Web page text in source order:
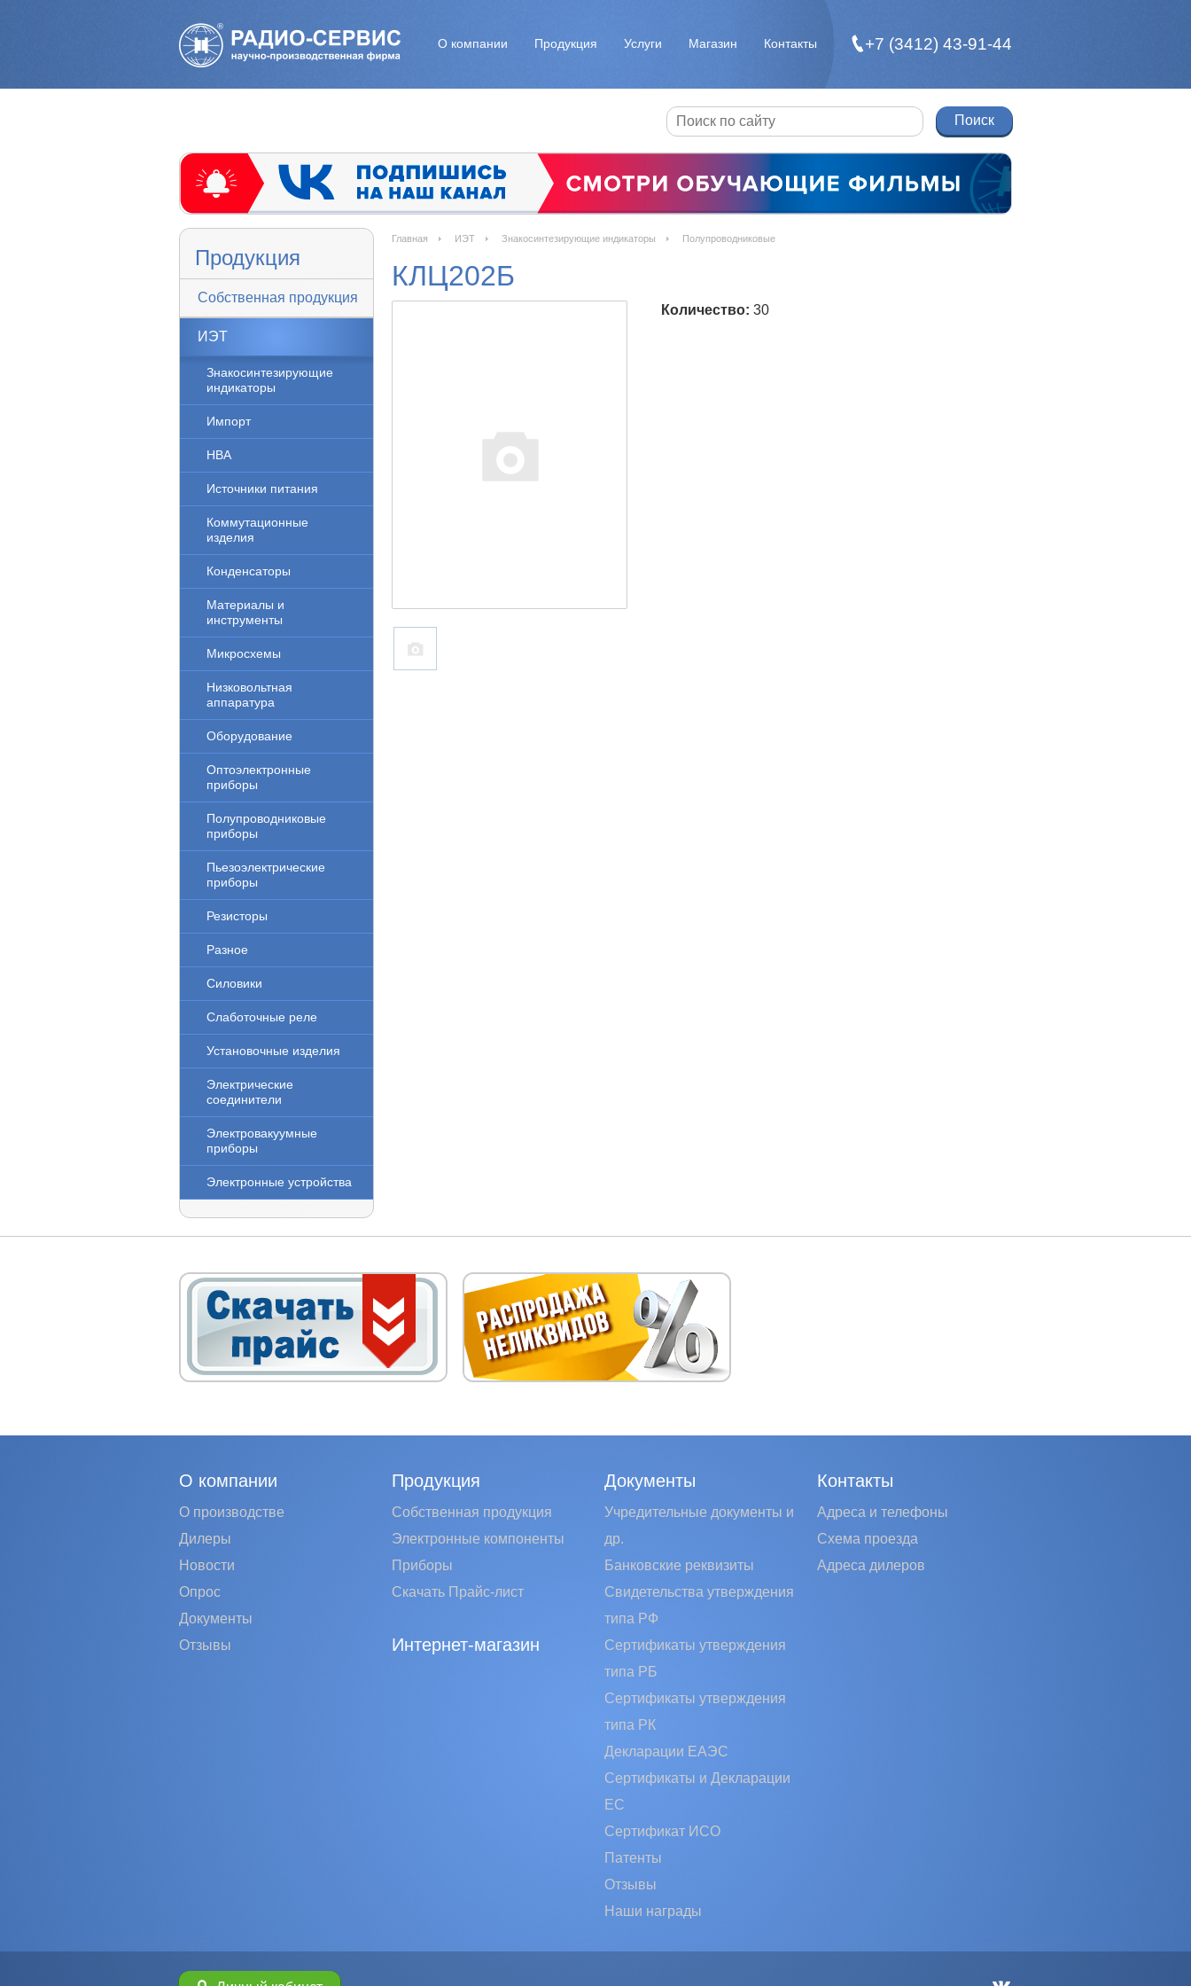
О компании Продукция Услуги Магазин Контакты +7 (3412) 43-91-44
Продукция
Собственная продукция
ИЭТ
Знакосинтезирующие
индикаторы
Импорт
НВА
Источники питания
Коммутационные
изделия
Конденсаторы
Материалы и
инструменты
Микросхемы
Низковольтная
аппаратура
Оборудование
Оптоэлектронные
приборы
Полупроводниковые
приборы
Пьезоэлектрические
приборы
Резисторы
Разное
Силовики
Слаботочные реле
Установочные изделия
Электрические
соединители
Электровакуумные
приборы
Электронные устройства
Главная ИЭТ Знакосинтезирующие индикаторы Полупроводниковые
КЛЦ202Б
Количество: 30
О компании
О производстве
Дилеры
Новости
Опрос
Документы
Отзывы
Продукция
Собственная продукция
Электронные компоненты
Приборы
Скачать Прайс-лист
Интернет-магазин
Документы
Учредительные документы и
др.
Банковские реквизиты
Свидетельства утверждения
типа РФ
Сертификаты утверждения
типа РБ
Сертификаты утверждения
типа РК
Декларации ЕАЭС
Сертификаты и Декларации
EC
Сертификат ИСО
Патенты
Отзывы
Наши награды
Контакты
Адреса и телефоны
Схема проезда
Адреса дилеров